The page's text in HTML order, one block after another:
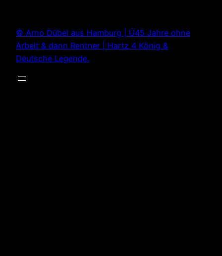
springen
© Arno Dübel aus Hamburg | Ü45 Jahre ohne
Arbeit & dann Rentner | Hartz 4 König &
Deutsche Legende.